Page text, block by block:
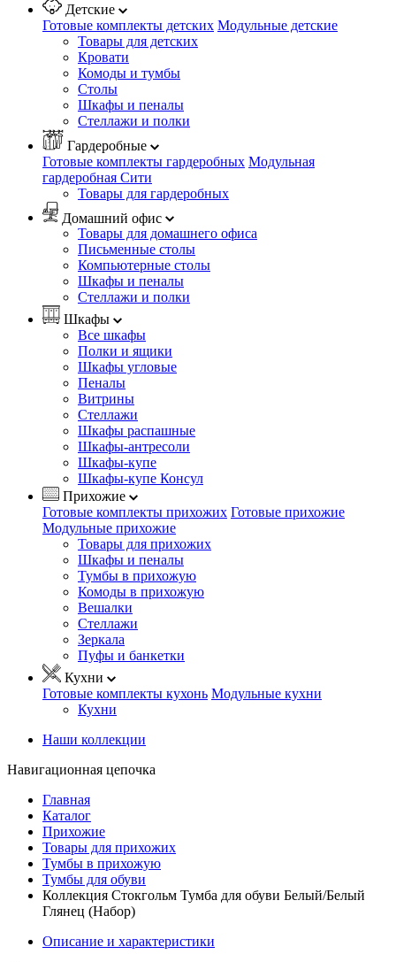
Детские
Готовые комплекты детских Модульные детские
Товары для детских
Кровати
Комоды и тумбы
Столы
Шкафы и пеналы
Стеллажи и полки
Гардеробные
Готовые комплекты гардеробных Модульная
гардеробная Сити
Товары для гардеробных
Домашний офис
Товары для домашнего офиса
Письменные столы
Компьютерные столы
Шкафы и пеналы
Стеллажи и полки
Шкафы
Все шкафы
Полки и ящики
Шкафы угловые
Пеналы
Витрины
Стеллажи
Шкафы распашные
Шкафы-антресоли
Шкафы-купе
Шкафы-купе Консул
Прихожие
Готовые комплекты прихожих Готовые прихожие
Модульные прихожие
Товары для прихожих
Шкафы и пеналы
Тумбы в прихожую
Комоды в прихожую
Вешалки
Стеллажи
Зеркала
Пуфы и банкетки
Кухни
Готовые комплекты кухонь Модульные кухни
Кухни
Наши коллекции
Навигационная цепочка
Главная
Каталог
Прихожие
Товары для прихожих
Тумбы в прихожую
Тумбы для обуви
Коллекция Стокгольм Тумба для обуви Белый/Белый
Глянец (Набор)
Описание и характеристики